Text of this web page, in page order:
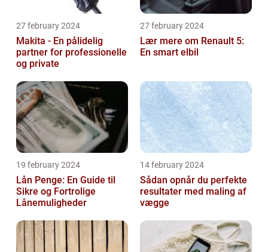
27 february 2024
Makita - En pålidelig
partner for professionelle
og private
27 february 2024
Lær mere om Renault 5:
En smart elbil
19 february 2024
Lån Penge: En Guide til
Sikre og Fortrolige
Lånemuligheder
14 february 2024
Sådan opnår du perfekte
resultater med maling af
vægge